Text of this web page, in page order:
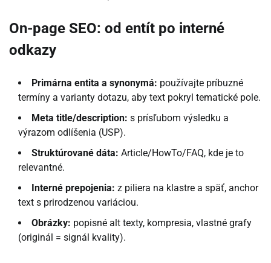
On-page SEO: od entít po interné
odkazy
Primárna entita a synonymá: používajte príbuzné
termíny a varianty dotazu, aby text pokryl tematické pole.
Meta title/description: s prísľubom výsledku a
výrazom odlíšenia (USP).
Struktúrované dáta: Article/HowTo/FAQ, kde je to
relevantné.
Interné prepojenia: z piliera na klastre a späť, anchor
text s prirodzenou variáciou.
Obrázky: popisné alt texty, kompresia, vlastné grafy
(originál = signál kvality).